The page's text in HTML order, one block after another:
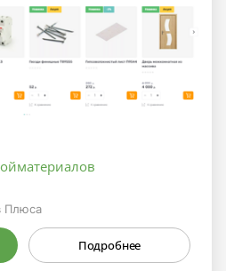
Плюса
Подробнее